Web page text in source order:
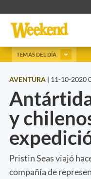
TEMAS DEL DÍA
AVENTURA | 11-10-2020
y
Pristin Seas viajó
compañía de